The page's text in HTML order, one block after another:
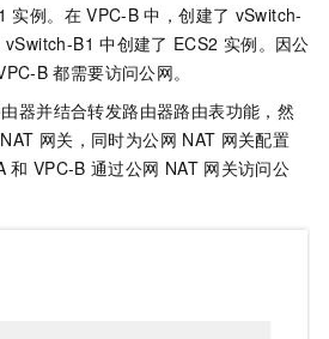
实例。在 VPC-B 中，创建了 vSwitch-
vSwitch-B1 中创建了 ECS2 实例。因公
B 都需要访问公网。
器并结合转发路由器路由表功能，然
NAT 网关，同时为公网 NAT 网关配置
和 VPC-B 通过公网 NAT 网关访问公